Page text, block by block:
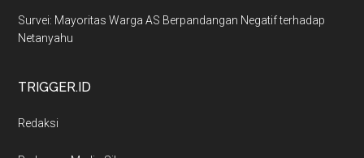
Survei: Mayoritas Warga AS Berpandangan Negatif terhadap
Netanyahu
TRIGGER.ID
Redaksi